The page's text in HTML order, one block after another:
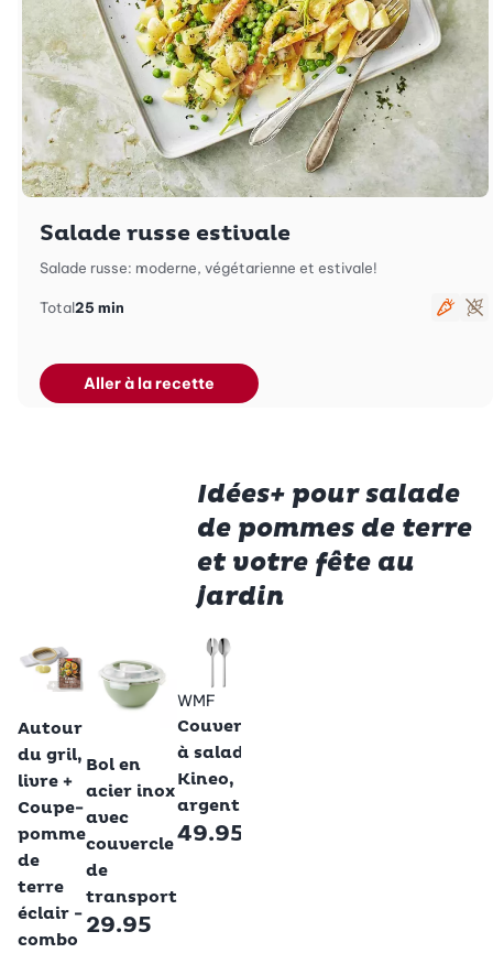
Salade russe estivale
Salade russe: moderne, végétarienne et estivale!
Total25 min
Aller à la recette
Idées+ pour salade
de pommes de terre
et votre fête au
jardin
Betty Bossi
Autour
du gril,
livre +
Coupe-
pomme
de
terre
éclair -
combo
Betty Bossi
Bol en
acier inox
avec
couvercle
de
transport
29.95
WMF
Couverts
à salade
Kineo,
argent
49.95